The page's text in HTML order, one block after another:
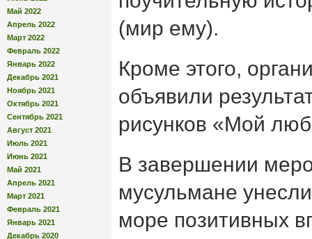
Май 2022
Апрель 2022
Март 2022
Февраль 2022
Январь 2022
Декабрь 2021
Ноябрь 2021
Октябрь 2021
Сентябрь 2021
Август 2021
Июль 2021
Июнь 2021
Май 2021
Апрель 2021
Март 2021
Февраль 2021
Январь 2021
Декабрь 2020
(мир ему).
Кроме этого,
объявили
рисунков «Мой
В завершении
мусульмане
море позитивных